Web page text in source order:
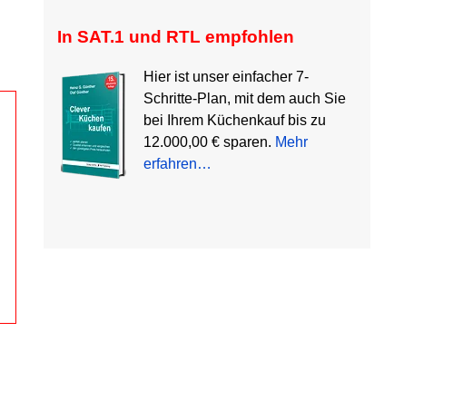
In SAT.1 und RTL empfohlen
Hier ist unser einfacher 7-
Schritte-Plan, mit dem auch Sie
bei Ihrem Küchenkauf bis zu
12.000,00 € sparen. Mehr
erfahren…